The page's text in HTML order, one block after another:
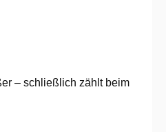
– schließlich zählt beim